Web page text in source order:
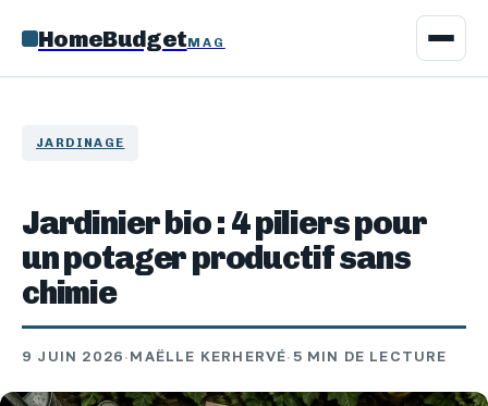
HomeBudgetMAG
JARDINAGE
Jardinier bio : 4 piliers pour
un potager productif sans
chimie
9 JUIN 2026·MAËLLE KERHERVÉ· 5 MIN DE LECTURE